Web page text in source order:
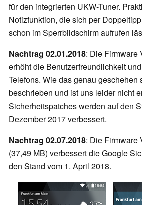
für den integrierten UKW-Tuner.
Notizfunktion, die sich per
schon im Sperrbildschirm aufrufen
Nachtrag 02.01.2018: Die Firmware
erhöht die Benutzerfreundlichkeit
Telefons. Wie das genau geschehen
beschrieben und ist uns leider nicht
Sicherheitspatches werden auf den
Dezember 2017 verbessert.
Nachtrag 02.07.2018: Die Firmware
(37,49 MB) verbessert die Google
den Stand vom 1. April 2018.